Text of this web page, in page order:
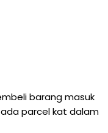
barang masuk
parcel kat dalam